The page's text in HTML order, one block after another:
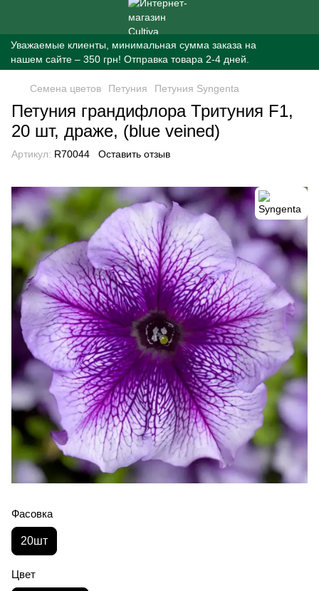
Уважаемые клиенты, минимальная сумма заказа на
нашем сайте – 350 грн! Отправка товара 2-4 дней.
Семена цветов Петуния Петуния Syngenta
Петуния грандифлора Тритуния F1,
20 шт, драже, (blue veined)
Артикул: R70044 Оставить отзыв
Фасовка
20шт
Цвет